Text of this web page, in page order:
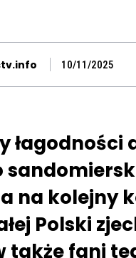
10/11/2025
na kolejny
Polski
także fani